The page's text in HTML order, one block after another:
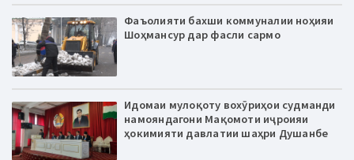
Фаъолияти бахши коммуналии ноҳияи
Шоҳмансур дар фасли сармо
Идомаи мулоқоту вохӯриҳои судманди
намояндагони Мақомоти иҷроияи
ҳокимияти давлатии шаҳри Душанбе